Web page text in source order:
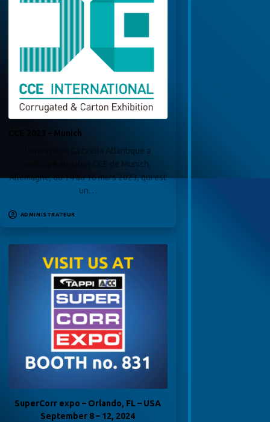
CCE 2023 – Munich
L’entreprise Gazzella Atlantique a
participé au salon CCE de Munich,
Allemagne, du 14 au 16 mars 2023, qui est
un…
ADMINISTRATEUR
SuperCorr expo – Orlando, FL – USA
September 8 – 12, 2024